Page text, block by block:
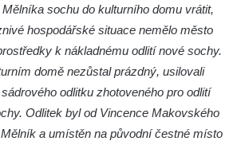
v ZOO Hluboká
na srnu v ZOO Hluboká
Hluboká
horský v ZOO Hluboká
sochu do kulturního domu vrátit,
hospodářské situace nemělo město
k nákladnému odlití nové sochy.
domě nezůstal prázdný, usilovali
odlitku zhotoveného pro odlití
Odlitek byl od Vincence Makovského
a umístěn na původní čestné místo